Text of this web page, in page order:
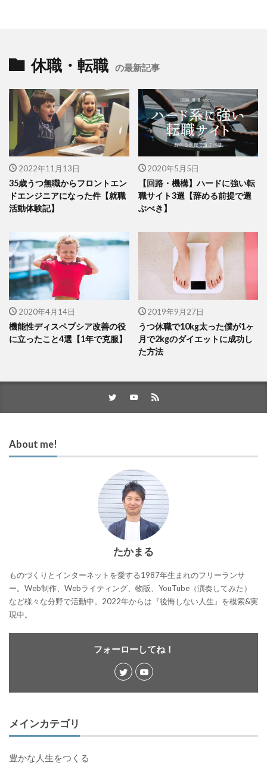
休職・転職 の最新記事
2022年11月13日
35歳うつ無職からフロントエン
ドエンジニアになった件【就職
活動体験記】
2020年5月5日
【回路・機構】ハードに強い転
職サイト3選【辞める前提で選
ぶべき】
2020年4月14日
機能性ディスペプシア改善の役
に立ったこと4選【1年で克服】
2019年9月27日
うつ休職で10kg太った僕が1ヶ
月で2kgのダイエットに成功し
た方法
About me!
たかまる
ものづくりとインターネットを愛する1987年生まれのフリーランサ
ー。Web制作、Webライティング、物販、YouTube（演奏してみた）
など様々な分野で活動中。2022年からは『後悔しない人生』を模索&実
現中。
フォーローしてね！
メインカテゴリ
豊かな人生をつくる